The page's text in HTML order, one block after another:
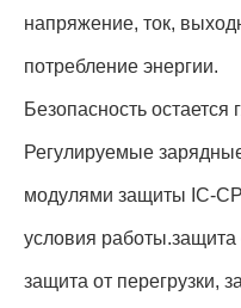
напряжение, ток,
потребление энергии.
Безопасность
Регулируемые
модулями защиты IC-
условия работы.защита
защита от перегрузки,